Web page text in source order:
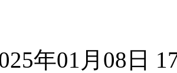
年01月08